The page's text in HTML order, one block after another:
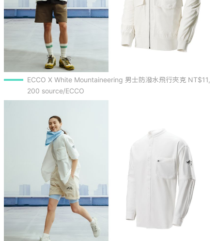
ECCO X White Mountaineering 男士防潑水飛行夾克 NT$11,
200 source/ECCO